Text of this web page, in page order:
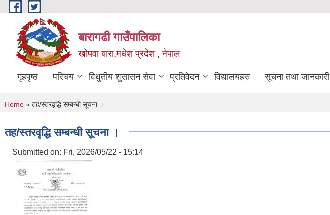
Skip to main content
बारागढी गाउँपालिका
खोपवा बारा,मधेश प्रदेश , नेपाल
गृहपृष्ठ परिचय विधुतीय शुसासन सेवा प्रतिवेदन विद्यालयहरु सूचना तथा जानकारी
You are here
Home » तह/स्तरवृद्धि सम्बन्धी सूचना ।
तह/स्तरवृद्धि सम्बन्धी सूचना ।
Submitted on: Fri, 2026/05/22 - 15:14